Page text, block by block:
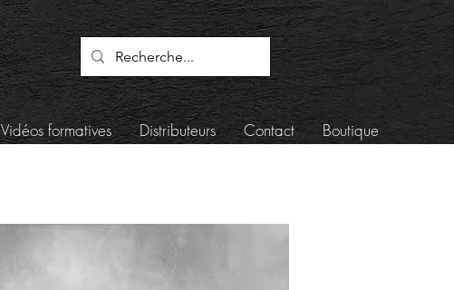
Vidéos formatives Distributeurs Contact Boutique